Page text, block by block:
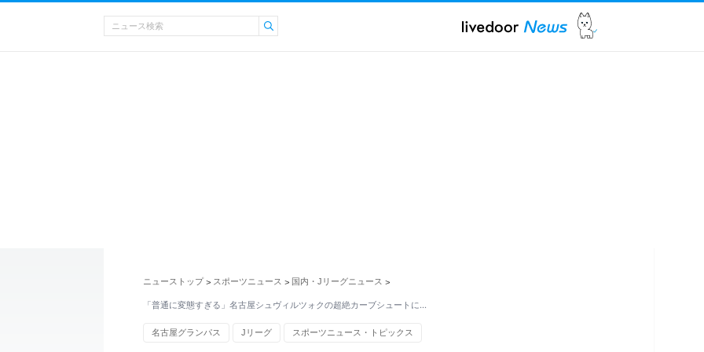
ニューストップ > スポーツニュース > 国内・Jリーグニュース >
「普通に変態すぎる」名古屋シュヴィルツォクの超絶カーブシュートに…
名古屋グランパス Jリーグ スポーツニュース・トピックス